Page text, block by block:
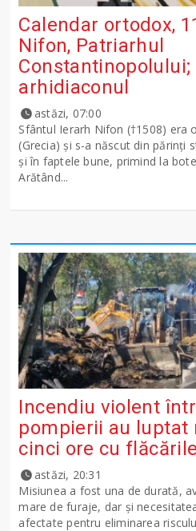
Calendar ortodox,
Nifon, Patriarhul
Constantinopolului;
arhidiaconul
astăzi, 07:00
Sfântul Ierarh Nifon (†1508) era
(Grecia) şi s-a născut din părinţi
şi în faptele bune, primind la
Arătând...
Incendiu violent
pompierii au luptat
cinci ore cu
astăzi, 20:31
Misiunea a fost una de durată,
mare de furaje, dar și
afectate pentru eliminarea